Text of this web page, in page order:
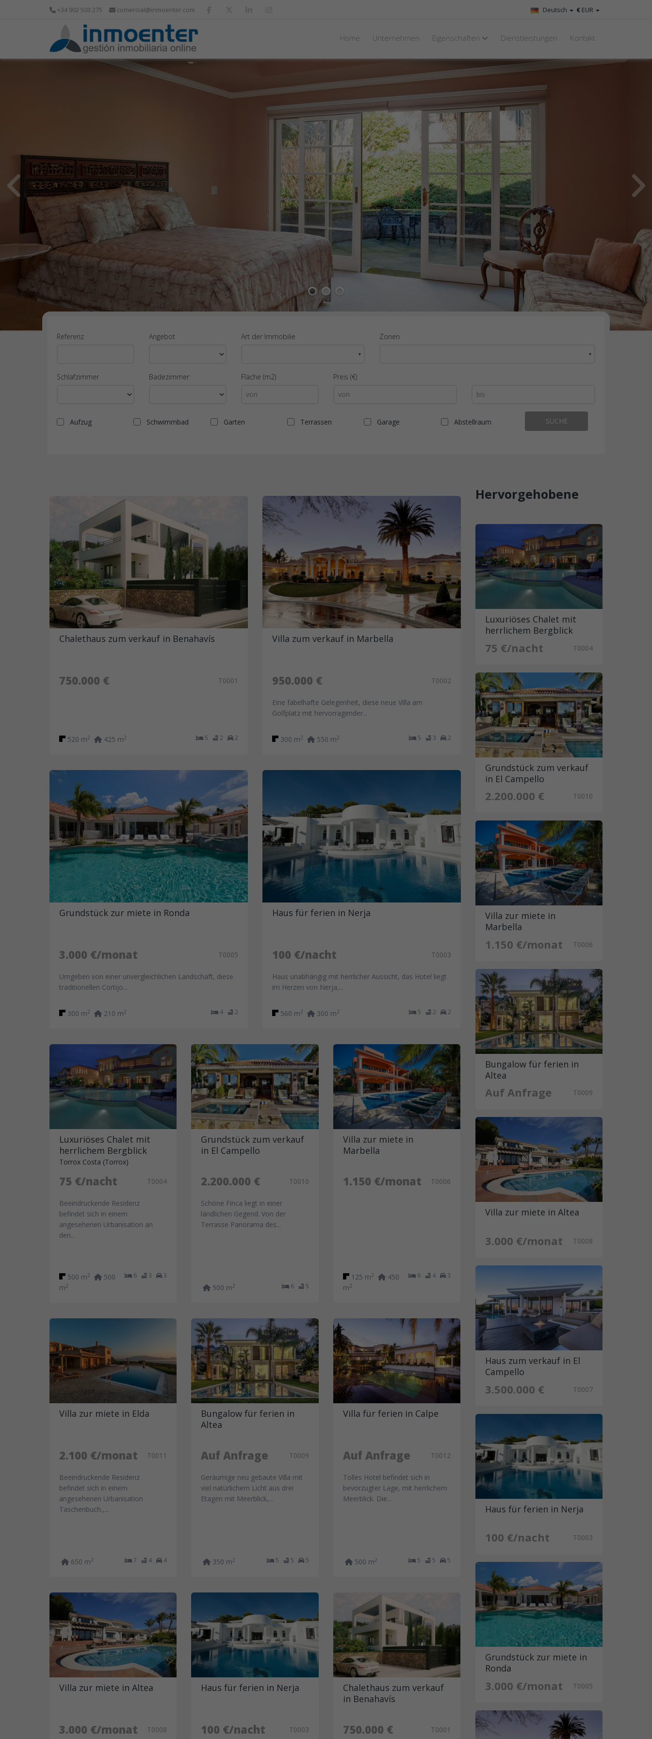
+34 902 503 275 comercial@inmoenter.com € EUR
Deutsch
Home Unternehmen Eigenschaften Dienstleistungen Kontakt
2 3
Referenz Angebot Art der Immobilie
▼
Zonen
▼
Schlafzimmer Badezimmer Fläche (m2) Preis (€)
Aufzug Schwimmbad Garten Terrassen Garage Abstellraum SUCHE
Chalethaus zum verkauf in Benahavís
750.000 € T0001
5 2 2
520 m2 425 m2
Villa zum verkauf in Marbella
950.000 € T0002
Eine fabelhafte Gelegenheit, diese neue Villa am
Golfplatz mit hervorragender...
5 3 2
300 m2 550 m2
Grundstück zur miete in Ronda
3.000 €/monat T0005
Umgeben von einer unvergleichlichen Landschaft, diese
traditionellen Cortijo...
4 2
300 m2 210 m2
Haus für ferien in Nerja
100 €/nacht T0003
Haus unabhängig mit herrlicher Aussicht, das Hotel liegt
im Herzen von Nerja,...
5 2 2
560 m2 300 m2
Luxuriöses Chalet mit
herrlichem Bergblick
Torrox Costa (Torrox)
75 €/nacht T0004
Beeindruckende Residenz
befindet sich in einem
angesehenen Urbanisation an
den...
6 3 3
500 m2
500
m2
Grundstück zum verkauf
in El Campello
2.200.000 € T0010
Schöne Finca liegt in einer
ländlichen Gegend. Von der
Terrasse Panorama des...
6 5
500 m2
Villa zur miete in
Marbella
1.150 €/monat T0006
6 4 3
125 m2
450
m2
Villa zur miete in Elda
2.100 €/monat T0011
Beeindruckende Residenz
befindet sich in einem
angesehenen Urbanisation
Taschenbuch.,...
7 4 4
650 m2
Bungalow für ferien in
Altea
Auf Anfrage T0009
Geräumige neu gebaute Villa mit
viel natürlichem Licht aus drei
Etagen mit Meerblick,...
5 5 5
350 m2
Villa für ferien in Calpe
Auf Anfrage T0012
Tolles Hotel befindet sich in
bevorzugter Lage, mit herrlichem
Meerblick. Die...
5 5 5
500 m2
Villa zur miete in Altea
3.000 €/monat T0008
Haus für ferien in Nerja
100 €/nacht T0003
Chalethaus zum verkauf
in Benahavís
750.000 € T0001
Hervorgehobene
Luxuriöses Chalet mit
herrlichem Bergblick
75 €/nacht T0004
Grundstück zum verkauf
in El Campello
2.200.000 € T0010
Villa zur miete in
Marbella
1.150 €/monat T0006
Bungalow für ferien in
Altea
Auf Anfrage T0009
Villa zur miete in Altea
3.000 €/monat T0008
Haus zum verkauf in El
Campello
3.500.000 € T0007
Haus für ferien in Nerja
100 €/nacht T0003
Grundstück zur miete in
Ronda
3.000 €/monat T0005